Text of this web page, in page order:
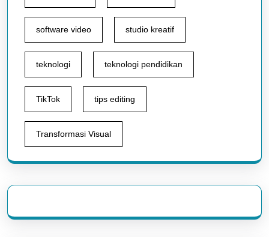
software video studio kreatif
teknologi teknologi pendidikan
TikTok tips editing
Transformasi Visual